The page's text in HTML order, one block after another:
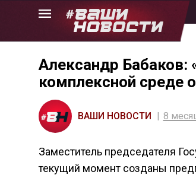
Skip
Александр
комплексной среде
ВАШИ НОВОСТИ 8
Заместитель председателя
текущий момент созданы